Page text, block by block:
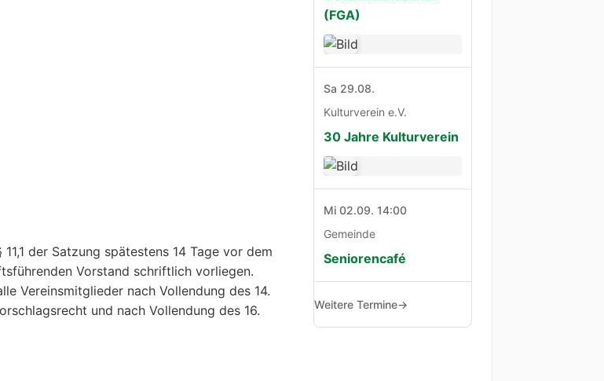
der Satzung spätestens 14 Tage vor dem
Vorstand schriftlich vorliegen.
Vereinsmitglieder nach Vollendung des 14.
und nach Vollendung des 16.
(FGA)
Sa 29.08.
Kulturverein e.V.
30 Jahre Kulturverein
Mi 02.09. 14:00
Gemeinde
Seniorencafé
Weitere Termine→